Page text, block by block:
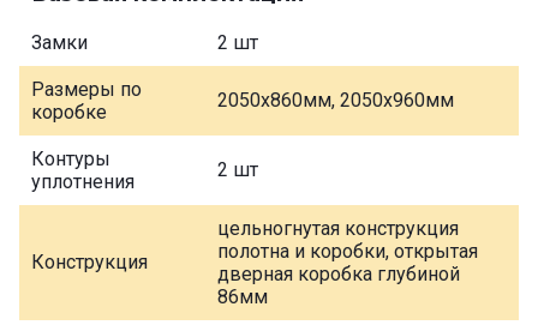
Замки 2 шт
Размеры по
коробке
2050х860мм, 2050х960мм
Контуры
уплотнения
2 шт
Конструкция
цельногнутая конструкция
полотна и коробки, открытая
дверная коробка глубиной
86мм